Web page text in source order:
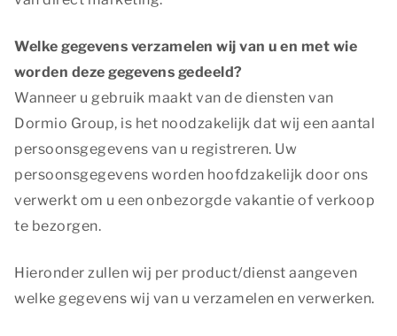
Welke gegevens verzamelen wij van u en met wie
worden deze gegevens gedeeld?
Wanneer u gebruik maakt van de diensten van
Dormio Group, is het noodzakelijk dat wij een aantal
persoonsgegevens van u registreren. Uw
persoonsgegevens worden hoofdzakelijk door ons
verwerkt om u een onbezorgde vakantie of verkoop
te bezorgen.
Hieronder zullen wij per product/dienst aangeven
welke gegevens wij van u verzamelen en verwerken.